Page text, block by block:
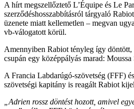
A hírt megszellőztető L’Équipe és Le
szerződéshosszabbításról tárgyaló
üzenete miatt kellemetlen – megvan
vb-válogatott körül.
Amennyiben Rabiot tényleg így döntött,
csupán egy középpályás marad: Moussa
A Francia Labdarúgó-szövetség (FFF)
szövetségi kapitány is reagált Rabiot
„Adrien rossz döntést hozott, amivel